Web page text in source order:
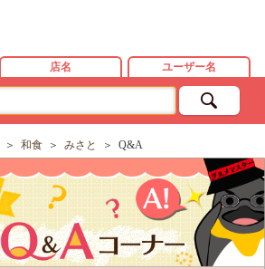
店名 ユーザー名
＞ 和食 ＞ みさと ＞ Q&A